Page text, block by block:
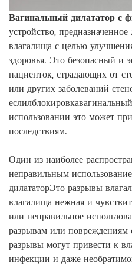
Вагинальный дилататор с
устройство,
влагалища с целью
здоровья. Это безопасный и
пациенток, страдающих от
или других заболеваний
еслилблокировка
использовании это может
последствиям.
Один из наиболее
неправильным
дилататорЭто разрывы
влагалища нежная и
или неправильное
разрывам или повреждениям
разрывы могут привести к
инфекции и даже